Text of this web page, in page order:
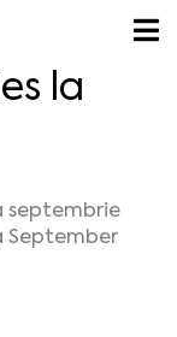
la
septembrie
September